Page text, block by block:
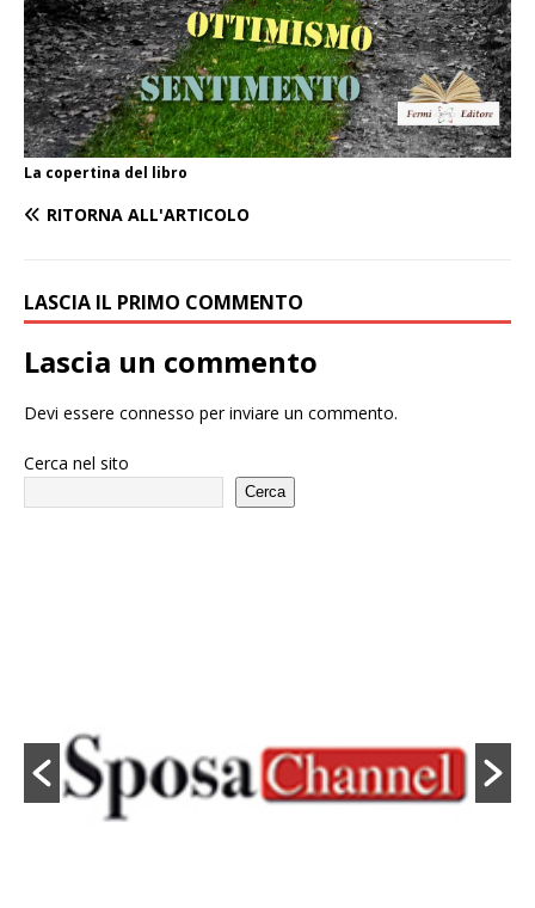
La copertina del libro
RITORNA ALL'ARTICOLO
LASCIA IL PRIMO COMMENTO
Lascia un commento
Devi essere connesso per inviare un commento.
Cerca nel sito
Cerca